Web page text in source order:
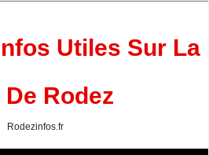
Utiles Sur La
Rodez
Rodezinfos.fr